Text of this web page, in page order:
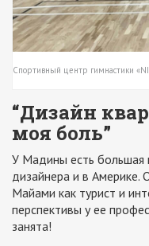
Спортивный центр гимнастики
“Дизайн
моя боль”
У Мадины есть большая
дизайнера и в Америке.
Майами как турист и
перспективы у ее
занята!